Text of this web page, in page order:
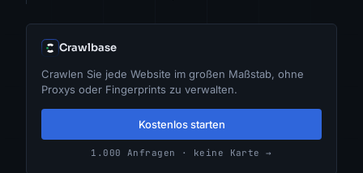
Crawlbase
Crawlen Sie jede Website im großen Maßstab, ohne
Proxys oder Fingerprints zu verwalten.
Kostenlos starten
1.000 Anfragen · keine Karte →